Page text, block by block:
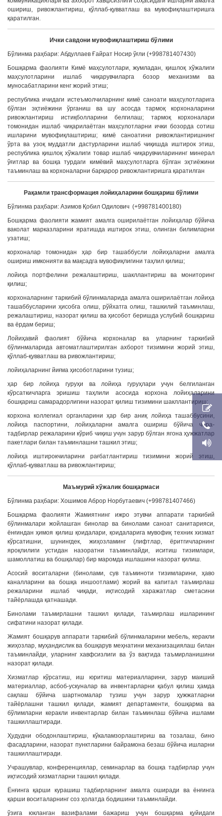
ошириш, ривожлантириш, қўллаб-қувватлаш ва мувофиқлаштиришга
қаратилган.
Ички савдони мувофиқлаштириш бўлими
Бўлинма раҳбари: Абдуллаев Ғайрат Носир ўғли (+998781407430)
Бошқарма фаолияти Кимё маҳсулотлари, жумладан, қишлоқ хўжалиги
маҳсулотларини ишлаб чиқарувчиларга бозор механизми ва
муносабатларини кенг жорий этиш;
республика ичидаги истеъмолчиларнинг кимё саноати маҳсулотларига
бўлган эҳтиёжини ўрганиш ва шу асосда тармоқ корхоналарини
ривожлантириш истиқболларини белгилаш; тармоқ корхоналари
томонидан ишлаб чиқарилаётган маҳсулотларни ички бозорда сотиш
ишларини мувофиқлаштириш; кимё саноатини ривожлантиришнинг
ўрта ва узоқ муддатли дастурларини ишлаб чиқишда иштирок этиш,
республика қишлоқ хўжалиги товар ишлаб чиқарувчиларининг минерал
ўғитлар ва бошқа турдаги кимёвий маҳсулотларга бўлган эҳтиёжини
таъминлаш ва корхоналарни барқарор ривожлантиришга қаратилган
Рақамли трансформация лойиҳаларини бошқариш бўлими
Бўлинма раҳбари: Азимов Қобил Одилович (+998781400180)
Бошқарма фаолияти жамият амалга оширилаётган лойиҳалар бўйича
ваколат марказларини яратишда иштирок этиш, олинган билимларни
узатиш;
корхоналар томонидан ҳар бир ташаббусли лойиҳаларни амалга
ошириш имконияти ва мақсадга мувофиқлигини таҳлил қилиш;
лойиҳа портфелини режалаштириш, шакллантириш ва мониторинг
қилиш;
корхоналарнинг таркибий бўлинмаларида амалга оширилаётган лойиҳа
ташаббусларини ҳисобга олиш, рўйхатга олиш, ташкилий таъминлаш,
режалаштириш, назорат қилиш ва ҳисобот беришда услубий бошқариш
ва ёрдам бериш;
Лойиҳавий фаолият бўйича корхоналар ва уларнинг таркибий
бўлинмаларида автоматлаштирилган ахборот тизимини жорий этиш,
қўллаб-қувватлаш ва ривожлантириш;
лойиҳаларнинг йиғма ҳисоботларини тузиш;
ҳар бир лойиҳа гуруҳи ва лойиҳа гуруҳлари учун белгиланган
кўрсаткичларга эришиш таҳлили асосида корхона лойиҳаларини
бошқариш самарадорлигини назорат қилиш тизимини шакллантириш;
корхона коллегиал органларини ҳар бир аниқ лойиҳа ташаббусини,
лойиҳа паспортини, лойиҳаларни амалга ошириш бўйича чора-
тадбирлар режаларини кўриб чиқиш учун зарур бўлган ягона ҳужжатлар
пакетлари билан таъминлашни ташкил этиш;
лойиҳа иштирокчиларини рағбатлантириш тизимини жорий этиш,
қўллаб-қувватлаш ва ривожлантириш;
Маъмурий хўжалик бошқармаси
Бўлинма раҳбари: Хошимов Аброр Норбутаевич (+998781407466)
Бошқарма фаолияти Жамиятнинг ижро этувчи аппарати таркибий
бўлинмалари жойлашган бинолар ва бинолами саноат санитарияси,
ёнғиндан ҳимоя қилиш қоидалари, қоидаларига мувофиқ техник хизмат
кўрсатишни, шунингдек, жиҳозламинг (лифтлар, ёритгичларнинг
яроқлилиги устидан назоратни таъминлайди, иситиш тизимлари,
шамоллатиш ва бошқалар) бир маромда ишлашини назорат қилиш.
Асосий воситаларни (бинолами, сув таъминоти тизимларини, ҳаво
каналларини ва бошқа иншоотлами) жорий ва капитал таъмирлаш
режаларини ишлаб чиқади, иқтисодий харажатлар сметасини
тайёрлашда қатнашади.
Бинолами таъмирлашни ташкил қилади, таъмирлаш ишларининг
сифатини назорат қилади.
Жамият бошқарув аппарати таркибий бўлинмаларини мебель, керакли
жиҳозлар, муҳандислик ва бошқарув меҳнатини механизациялаш билан
таъминлайди, уларнинг хавфсизлиги ва ўз вақтида таъмирланишини
назорат қилади.
Хизматлар кўрсатиш, иш юритиш материалларини, зарур маиший
материаллар, асбоб-ускуналар ва инвентарларни қабул қилиш ҳамда
сақлаш бўйича шартномалар тузиш учун зарур ҳужжатларни
тайёрлашни ташкил қилади, жамият департаменти, бошқарма ва
бўлимларни керакли инвентарлар билан таъминлаш бўйича ишлами
ташкиллаштиради.
Ҳудудни ободонлаштириш, кўкаламзорлаштириш ва тозалаш, бино
фасадларини, назорат пунктларини байрамона безаш бўйича ишларни
ташкиллаштиради.
Учрашувлар, конференциялар, семинарлар ва бошқа тадбирлар учун
иқтисодий хизматларни ташкил қилади.
Ёнғинга қарши курашиш тадбирларнинг амалга оширади ва ёнғинга
қарши воситаларнинг соз ҳолатда бодишини таъминлайди.
ўзига юкланган вазифалами бажариш учун бошқарма қуйидаги